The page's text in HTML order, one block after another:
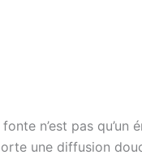
n’est pas
une diffusion